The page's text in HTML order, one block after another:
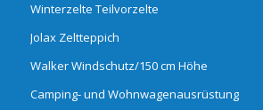
Winterzelte Teilvorzelte
Jolax Zeltteppich
Walker Windschutz/150 cm Höhe
Camping- und Wohnwagenausrüstung